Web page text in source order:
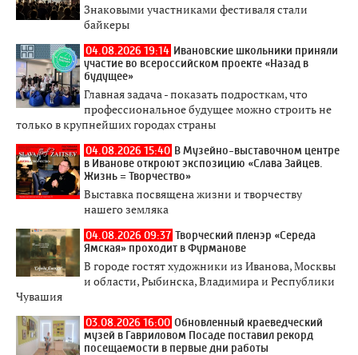
Знаковыми участниками фестиваля стали
байкеры
04.08.2026 19:14 Ивановские школьники приняли
участие во всероссийском проекте «Назад в
будущее»
Главная задача - показать подросткам, что
профессиональное будущее можно строить не
только в крупнейших городах страны
04.08.2026 15:40 В Музейно-выставочном центре
в Иванове откроют экспозицию «Слава Зайцев.
Жизнь = Творчество»
Выставка посвящена жизни и творчеству
нашего земляка
04.08.2026 09:37 Творческий пленэр «Середа
Ямская» проходит в Фурманове
В городе гостят художники из Иванова, Москвы
и области, Рыбинска, Владимира и Республики
Чувашия
03.08.2026 16:00 Обновленный краеведческий
музей в Гавриловом Посаде поставил рекорд
посещаемости в первые дни работы